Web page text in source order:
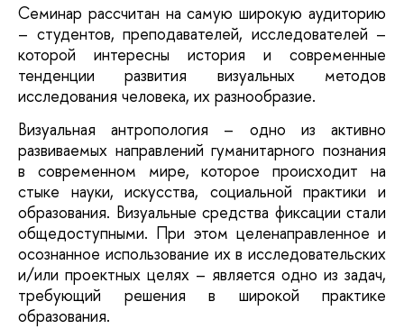
Семинар рассчитан на самую широкую аудиторию
– студентов, преподавателей, исследователей –
которой интересны история и современные
тенденции развития визуальных методов
исследования человека, их разнообразие.
Визуальная антропология – одно из активно
развиваемых направлений гуманитарного познания
в современном мире, которое происходит на
стыке науки, искусства, социальной практики и
образования. Визуальные средства фиксации стали
общедоступными. При этом целенаправленное и
осознанное использование их в исследовательских
и/или проектных целях – является одно из задач,
требующий решения в широкой практике
образования.